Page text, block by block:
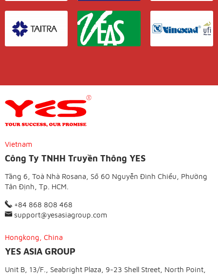
Vietnam
Công Ty TNHH Truyền Thông YES
Tầng 6, Toà Nhà Rosana, Số 60 Nguyễn Đình Chiểu, Phường
Tân Định, Tp. HCM.
+84 868 808 468
support@yesasiagroup.com
Hongkong, China
YES ASIA GROUP
Unit B, 13/F., Seabright Plaza, 9-23 Shell Street, North Point,